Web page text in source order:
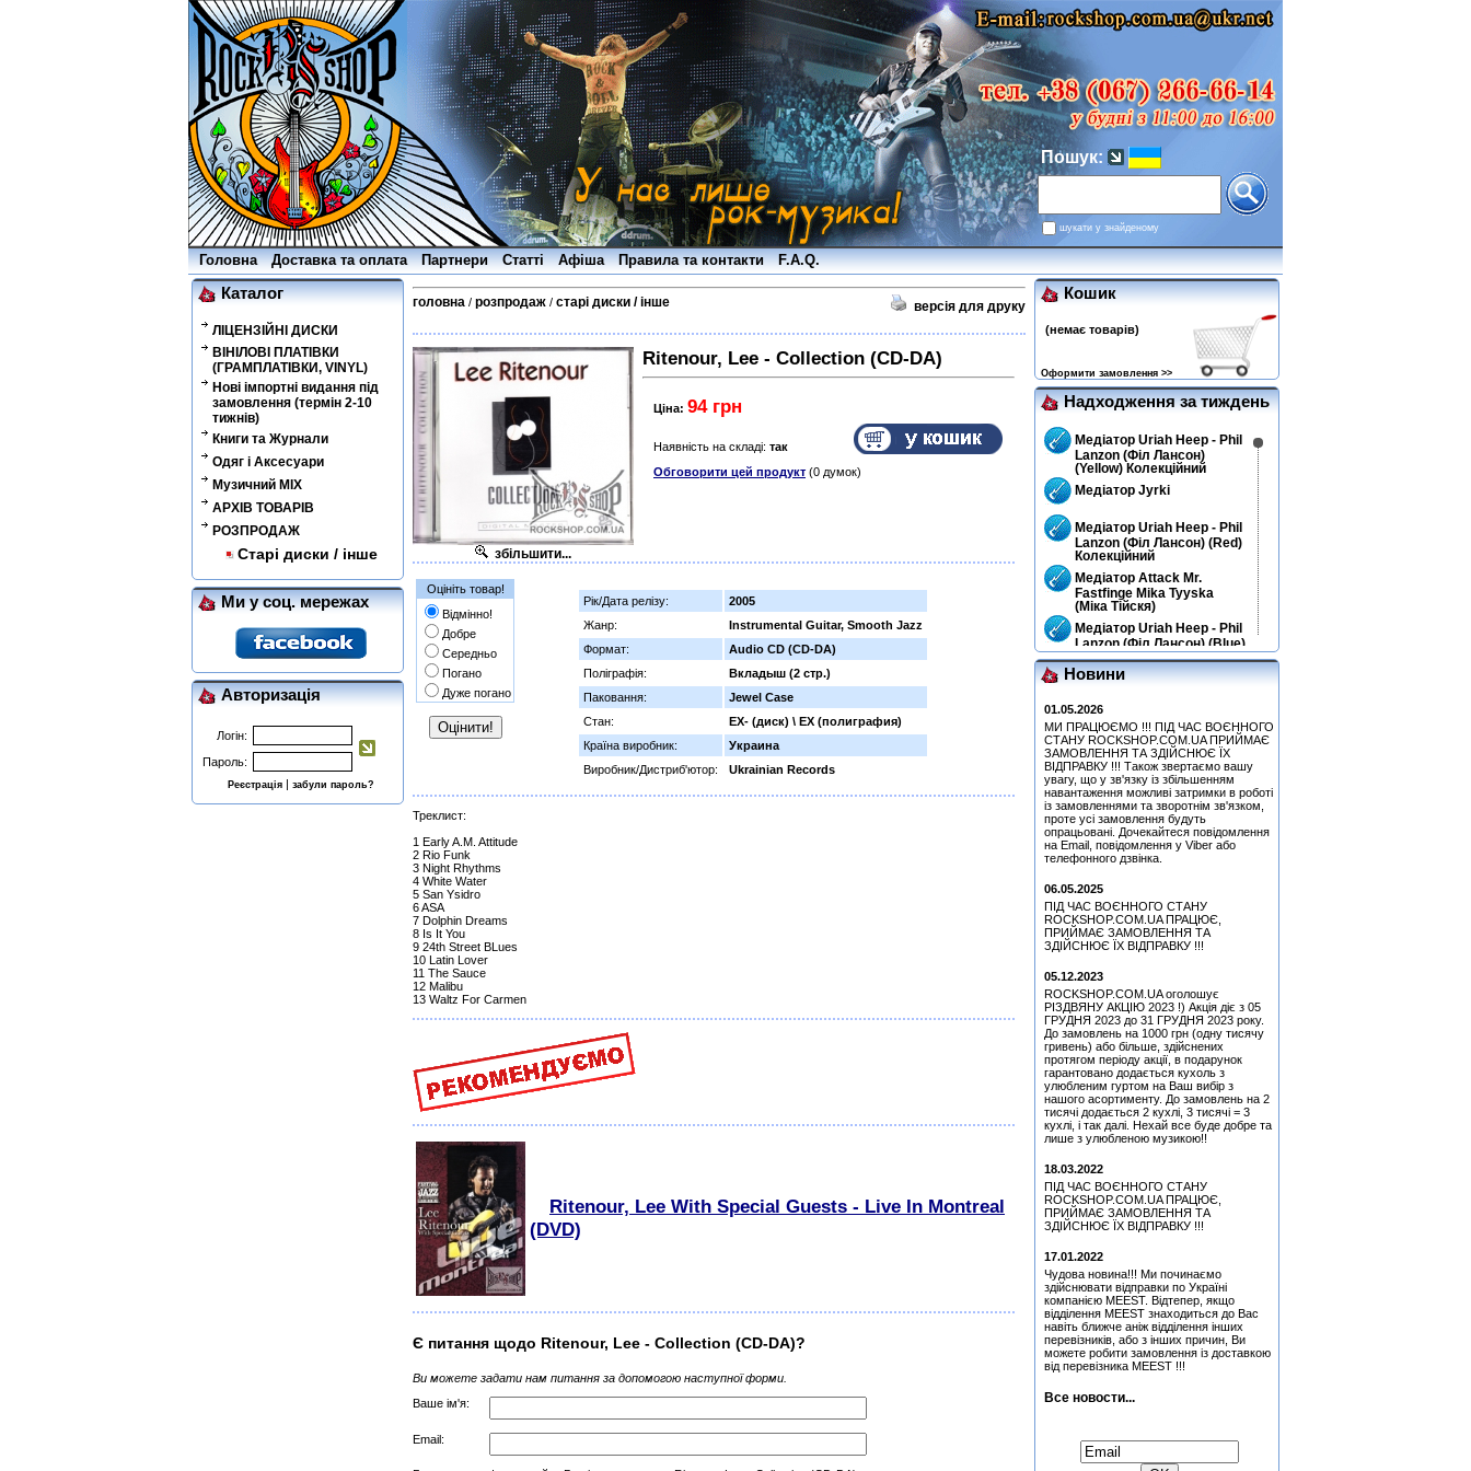
Пошук:
шукати у знайденому
Головна Доставка та оплата Партнери Статті Афіша Правила та контакти F.A.Q.
Каталог
ЛІЦЕНЗІЙНІ ДИСКИ
ВІНІЛОВІ ПЛАТІВКИ
(ГРАМПЛАТІВКИ, VINYL)
Нові імпортні видання під
замовлення (термін 2-10
тижнів)
Книги та Журнали
Одяг і Аксесуари
Музичний MIX
АРХІВ ТОВАРІВ
РОЗПРОДАЖ
Старі диски / інше
Ми у соц. мережах
Авторизація
Логін:
Пароль:
Реєстрація| забули пароль?
головна / розпродаж / старі диски / інше версія для друку
збільшити...
Ritenour, Lee - Collection (CD-DA)
Ціна: 94 грн
Наявність на складі: так
Обговорити цей продукт (0 думок)
Оцініть товар!
Відмінно!
Добре
Середньо
Погано
Дуже погано
Рік/Дата релізу:
2005
Жанр:
Instrumental Guitar, Smooth Jazz
Формат:
Audio CD (CD-DA)
Поліграфія:
Вкладыш (2 стр.)
Паковання:
Jewel Case
Стан:
EX- (диск) \ EX (полиграфия)
Країна виробник:
Украина
Виробник/Дистриб'ютор:
Ukrainian Records
Треклист:
1 Early A.M. Attitude
2 Rio Funk
3 Night Rhythms
4 White Water
5 San Ysidro
6 ASA
7 Dolphin Dreams
8 Is It You
9 24th Street BLues
10 Latin Lover
11 The Sauce
12 Malibu
13 Waltz For Carmen
Ritenour, Lee With Special Guests - Live In Montreal
(DVD)
Є питання щодо Ritenour, Lee - Collection (CD-DA)?
Ви можете задати нам питання за допомогою наступної форми.
Ваше ім'я:
Email:
Кошик
(немає товарів)
Оформити замовлення >>
Надходження за тиждень
Медіатор Uriah Heep - Phil
Lanzon (Філ Лансон)
(Yellow) Колекційний
Медіатор Jyrki
Медіатор Uriah Heep - Phil
Lanzon (Філ Лансон) (Red)
Колекційний
Медіатор Attack Mr.
Fastfinge Mika Tyyska
(Міка Тійскя)
Медіатор Uriah Heep - Phil
Lanzon (Філ Лансон) (Blue)
Колекційний
Медіатор Uriah Heep - Phil
(Yellow) Колекційний
Медіатор Burning Dwarf
Attack Mr. Fastfinge Mika
Tyyska (Міка Тійскя)
Медіатор Uriah Heep - Phil
Lanzon (Філ Лансон) (Red)
Колекційний
Медіатор Accept Uwe Lulis
Медіатор Attack Mr.
(Black) (Міка Тійскя)
Медіатор Uriah Heep - Phil
Lanzon (Філ Лансон)
(Green) Колекційний
Lanzon (Філ Лансон)
(Green) Колекційний
Медіатор Attack Mr.
Fastfinge Mika Tyyska
(Міка Тійскя)
Медіатор Burning Dwarf
Attack Mr. Fastfinge Mika
Tyyska (Міка Тійскя)
Медіатор Jyrki
Fastfinge Mika Tyyska
(Black) (Міка Тійскя)
Медіатор Accept Uwe Lulis
Lanzon (Філ Лансон) (Blue)
Колекційний
Медіатор Uriah Heep - Phil
Lanzon (Філ Лансон)
(Green) Колекційний
Новини
01.05.2026
МИ ПРАЦЮЄМО !!! ПІД ЧАС ВОЄННОГО
СТАНУ ROCKSHOP.COM.UA ПРИЙМАЄ
ЗАМОВЛЕННЯ ТА ЗДІЙСНЮЄ ЇХ
ВІДПРАВКУ !!! Також звертаємо вашу
увагу, що у зв'язку із збільшенням
навантаження можливі затримки в роботі
із замовленнями та зворотнім зв'язком,
проте усі замовлення будуть
опрацьовані. Дочекайтеся повідомлення
на Email, повідомлення у Viber або
телефонного дзвінка.
06.05.2025
ПІД ЧАС ВОЄННОГО СТАНУ
ROCKSHOP.COM.UA ПРАЦЮЄ,
ПРИЙМАЄ ЗАМОВЛЕННЯ ТА
ЗДІЙСНЮЄ ЇХ ВІДПРАВКУ !!!
05.12.2023
ROCKSHOP.COM.UA оголошує
РІЗДВЯНУ АКЦІЮ 2023 !) Акція діє з 05
ГРУДНЯ 2023 до 31 ГРУДНЯ 2023 року.
До замовлень на 1000 грн (одну тисячу
гривень) або більше, здійснених
протягом періоду акції, в подарунок
гарантовано додається кухоль з
улюбленим гуртом на Ваш вибір з
нашого асортименту. До замовлень на 2
тисячі додається 2 кухлі, 3 тисячі = 3
кухлі, і так далі. Нехай все буде добре та
лише з улюбленою музикою!!
18.03.2022
ПІД ЧАС ВОЄННОГО СТАНУ
ROCKSHOP.COM.UA ПРАЦЮЄ,
ПРИЙМАЄ ЗАМОВЛЕННЯ ТА
ЗДІЙСНЮЄ ЇХ ВІДПРАВКУ !!!
17.01.2022
Чудова новина!!! Ми починаємо
здійснювати відправки по Україні
компанією MEEST. Відтепер, якщо
відділення MEEST знаходиться до Вас
навіть ближче аніж відділення інших
перевізників, або з інших причин, Ви
можете робити замовлення із доставкою
від перевізника MEEST !!!
Все новости...